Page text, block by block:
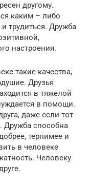
другому.
каким – либо
трудиться. Дружба
настроения.
такие качества,
Друзья
в тяжелой
в помощи.
даже если тот
Дружба способна
терпимее и
в человеке
Человеку